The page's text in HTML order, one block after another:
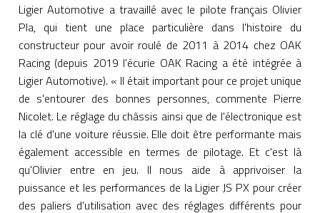
Ligier Automotive a travaillé avec le pilote français Olivier
Pla, qui tient une place particulière dans l'histoire du
constructeur pour avoir roulé de 2011 à 2014 chez OAK
Racing (depuis 2019 l'écurie OAK Racing a été intégrée à
Ligier Automotive). « Il était important pour ce projet unique
de s'entourer des bonnes personnes, commente Pierre
Nicolet. Le réglage du châssis ainsi que de l'électronique est
la clé d'une voiture réussie. Elle doit être performante mais
également accessible en termes de pilotage. Et c'est là
qu'Olivier entre en jeu. Il nous aide à apprivoiser la
puissance et les performances de la Ligier JS PX pour créer
des paliers d'utilisation avec des réglages différents pour